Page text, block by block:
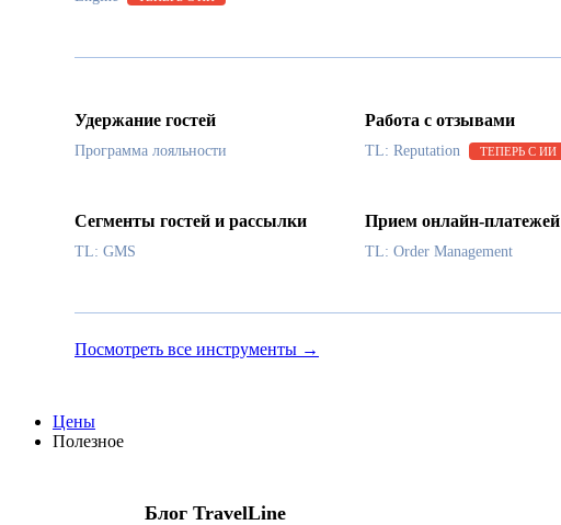
Удержание гостей
Программа лояльности
Работа с отзывами
TL: Reputation ТЕПЕРЬ С ИИ
Сегменты гостей и рассылки
TL: GMS
Прием онлайн-платежей
TL: Order Management
Посмотреть все инструменты →
Цены
Полезное
Блог TravelLine